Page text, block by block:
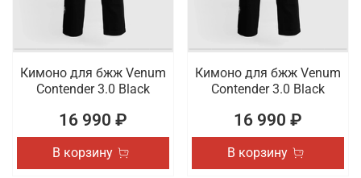
Кимоно для бжж Venum
Contender 3.0 Black
16 990 ₽
В корзину
Кимоно для бжж Venum
Contender 3.0 Black
16 990 ₽
В корзину